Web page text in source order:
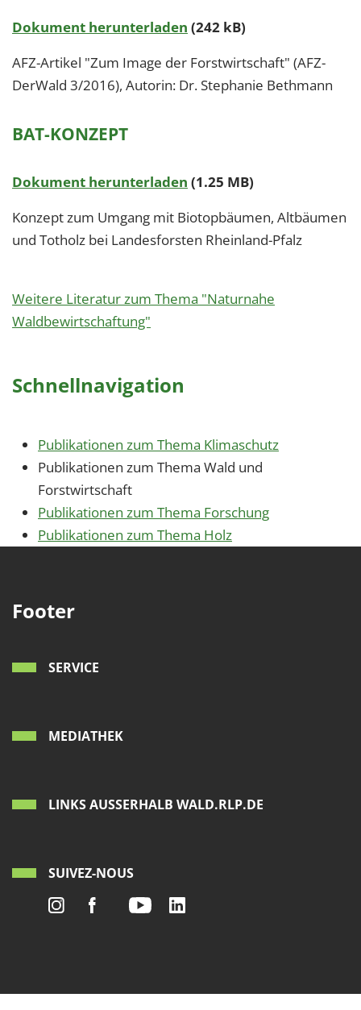
Dokument herunterladen (242 kB)
AFZ-Artikel "Zum Image der Forstwirtschaft" (AFZ-
DerWald 3/2016), Autorin: Dr. Stephanie Bethmann
BAT-KONZEPT
Dokument herunterladen (1.25 MB)
Konzept zum Umgang mit Biotopbäumen, Altbäumen
und Totholz bei Landesforsten Rheinland-Pfalz
Weitere Literatur zum Thema "Naturnahe
Waldbewirtschaftung"
Schnellnavigation
Publikationen zum Thema Klimaschutz
Publikationen zum Thema Wald und
Forstwirtschaft
Publikationen zum Thema Forschung
Publikationen zum Thema Holz
Footer
SERVICE
MEDIATHEK
LINKS AUSSERHALB WALD.RLP.DE
SUIVEZ-NOUS